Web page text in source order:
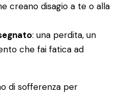
creano disagio a te o alla
: una perdita, un
che fai fatica ad
di sofferenza per